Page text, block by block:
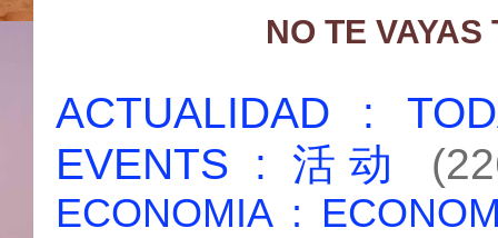
NO TE
ACTUALIDAD :
EVENTS : 活动
ECONOMIA :